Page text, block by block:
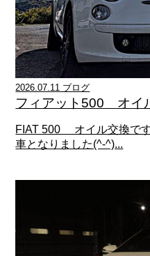
2026.07.11 ブログ
フィアット500 オイ
FIAT 500 オイル交換で
車となりました(^-^)...